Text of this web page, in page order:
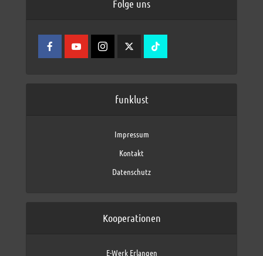
Folge uns
funklust
Impressum
Kontakt
Datenschutz
Kooperationen
E-Werk Erlangen